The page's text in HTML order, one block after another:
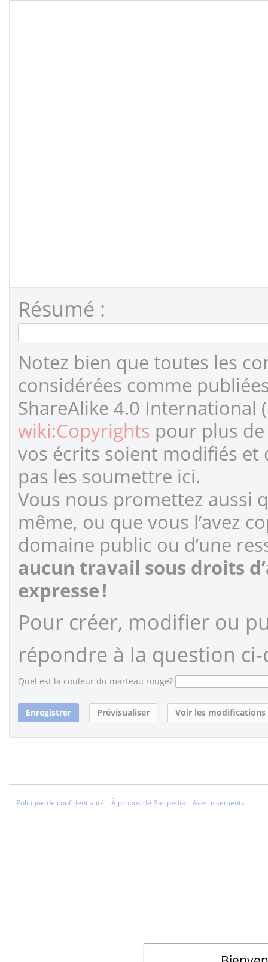
Résumé :
Notez bien que toutes les
considérées comme
ShareAlike 4.0 International
wiki:Copyrights pour plus
vos écrits soient modifiés
pas les soumettre ici.
Vous nous promettez aussi
même, ou que vous l’avez
domaine public ou d’une
aucun travail sous droits
expresse !
Pour créer, modifier ou
répondre à la question ci-
Quel est la couleur du marteau rouge?
Politique de confidentialité À propos de Baripedia Avertissements